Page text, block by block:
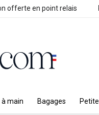
offerte en point relais
à main Bagages